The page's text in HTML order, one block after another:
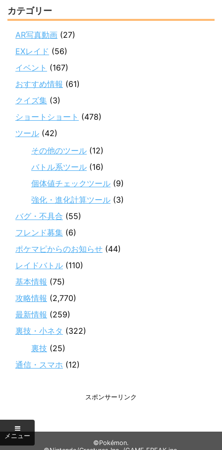
カテゴリー
AR写真動画 (27)
EXレイド (56)
イベント (167)
おすすめ情報 (61)
クイズ集 (3)
ショートショート (478)
ツール (42)
その他のツール (12)
バトル系ツール (16)
個体値チェックツール (9)
強化・進化計算ツール (3)
バグ・不具合 (55)
フレンド募集 (6)
ポケマピからのお知らせ (44)
レイドバトル (110)
基本情報 (75)
攻略情報 (2,770)
最新情報 (259)
裏技・小ネタ (322)
裏技 (25)
通信・スマホ (12)
スポンサーリンク
©Pokémon.